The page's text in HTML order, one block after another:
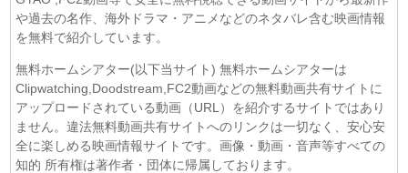
や過去の名作、海外ドラマ・アニメなどのネタバレ含む映画情報
を無料で紹介しています。
無料ホームシアター(以下当サイト) 無料ホームシアターは
Clipwatching,Doodstream,FC2動画などの無料動画共有サイトに
アップロードされている動画（URL）を紹介するサイトではあり
ません。違法無料動画共有サイトへのリンクは一切なく、安心安
全に楽しめる映画情報サイトです。画像・動画・音声等すべての
知的 所有権は著作者・団体に帰属しております。